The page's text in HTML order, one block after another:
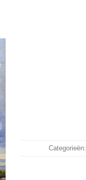
Categorieën: